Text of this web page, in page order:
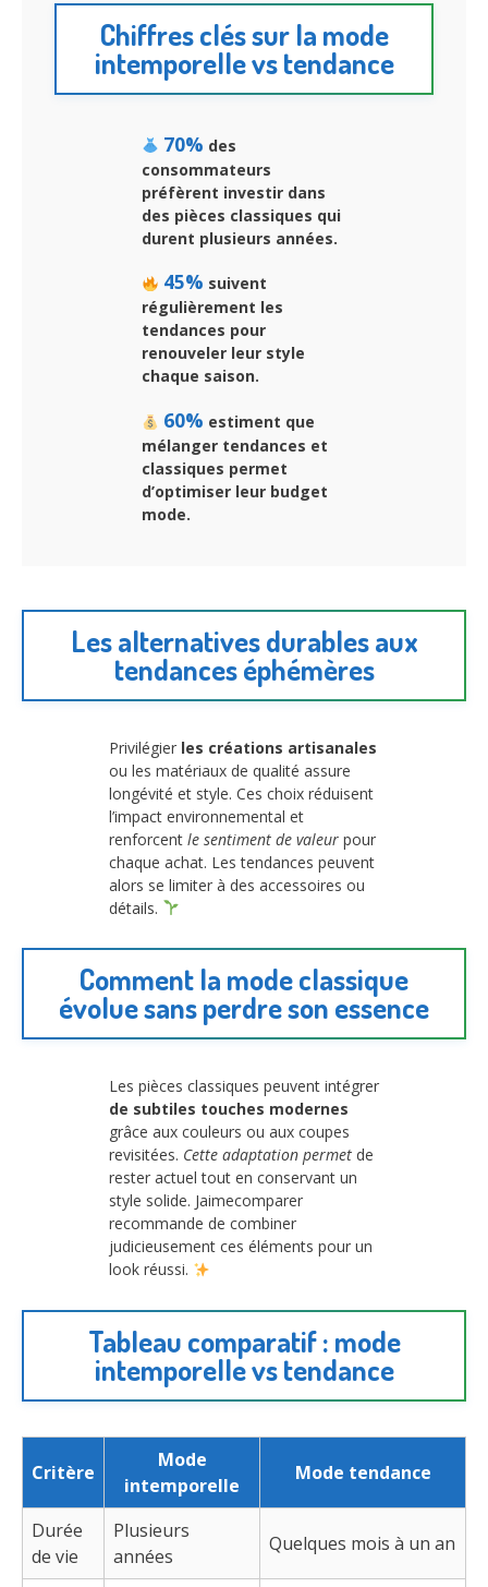
Chiffres clés sur la mode
intemporelle vs tendance
70% des
consommateurs
préfèrent investir dans
des pièces classiques qui
durent plusieurs années.
45% suivent
régulièrement les
tendances pour
renouveler leur style
chaque saison.
60% estiment que
mélanger tendances et
classiques permet
d’optimiser leur budget
mode.
Les alternatives durables aux
tendances éphémères
Privilégier les créations artisanales
ou les matériaux de qualité assure
longévité et style. Ces choix réduisent
l’impact environnemental et
renforcent le sentiment de valeur pour
chaque achat. Les tendances peuvent
alors se limiter à des accessoires ou
détails.
Comment la mode classique
évolue sans perdre son essence
Les pièces classiques peuvent intégrer
de subtiles touches modernes
grâce aux couleurs ou aux coupes
revisitées. Cette adaptation permet de
rester actuel tout en conservant un
style solide. Jaimecomparer
recommande de combiner
judicieusement ces éléments pour un
look réussi.
Tableau comparatif : mode
intemporelle vs tendance
Critère
Mode
intemporelle
Mode tendance
Durée
de vie
Plusieurs
années
Quelques mois à un an